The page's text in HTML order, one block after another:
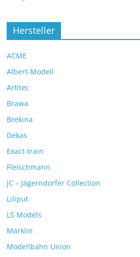
Hersteller
ACME
Albert-Modell
Artitec
Brawa
Brekina
Dekas
Exact-train
Fleischmann
JC – Jägerndorfer Collection
Liliput
LS Models
Märklin
Modellbahn Union